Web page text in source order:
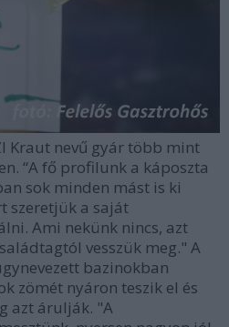
Kraut nevű gyár több mint
“A fő profilunk a káposzta
sok minden mást is ki
szeretjük a saját
Ami nekünk nincs, azt
vesszük meg." A
bazinokban
zömét nyáron teszik el és
azt árulják. "A